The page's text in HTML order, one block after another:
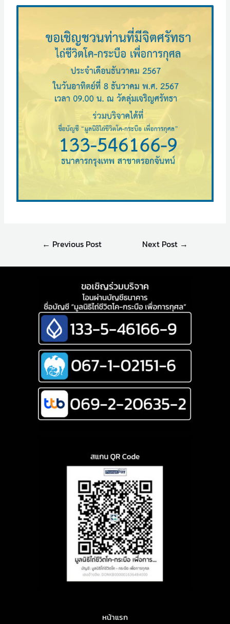
← Previous Post Next Post →
หน้าแรก